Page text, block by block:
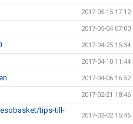
2017-05-15 17:12
2017-05-04 07:00
2017-04-25 15:34
2017-04-10 11:44
2017-04-06 16:52
2017-02-21 18:46
tips-till-
2017-02-02 15:46